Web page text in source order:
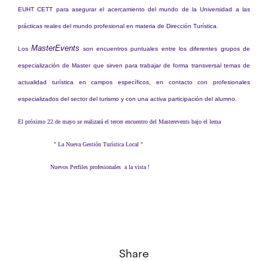
EUHT CETT para asegurar el acercamiento del mundo de la Universidad a las
prácticas reales del mundo profesional en materia de Dirección Turística.
LosMasterEvents son encuentros puntuales entre los diferentes grupos de
especialización de Master que sirven para trabajar de forma transversal temas de
actualidad turística en campos específicos, en contacto con profesionales
especializados del sector del turismo y con una activa participación del alumno.
El próximo 22 de mayo se realizará el tercer encuentro del Masterevents bajo el lema
" La Nueva Gestión Turística Local "
Nuevos Perfiles profesionales a la vista !
Share